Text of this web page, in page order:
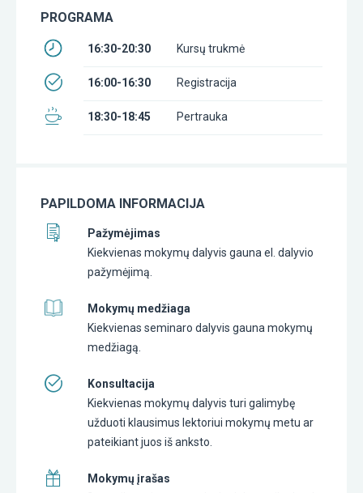
PROGRAMA
16:30-20:30 Kursų trukmė
16:00-16:30 Registracija
18:30-18:45 Pertrauka
PAPILDOMA INFORMACIJA
Pažymėjimas
Kiekvienas mokymų dalyvis gauna el. dalyvio
pažymėjimą.
Mokymų medžiaga
Kiekvienas seminaro dalyvis gauna mokymų
medžiagą.
Konsultacija
Kiekvienas mokymų dalyvis turi galimybę
užduoti klausimus lektoriui mokymų metu ar
pateikiant juos iš anksto.
Mokymų įrašas